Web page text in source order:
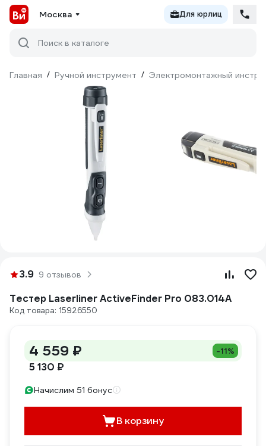
Москва Для юрлиц
Поиск в каталоге
Главная / Ручной инструмент / Электромонтажный
3.9 9 отзывов
Тестер Laserliner ActiveFinder Pro 083.014A
Код товара: 15926550
4 559 ₽ -11%
5 130 ₽
Начислим 51 бонус
В корзину